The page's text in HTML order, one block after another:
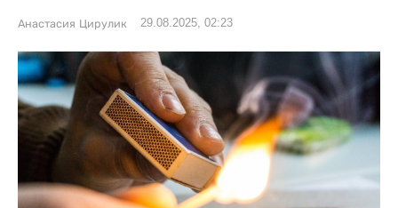
Анастасия Цирулик 29.08.2025, 02:23